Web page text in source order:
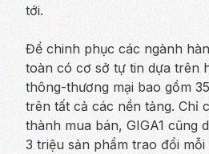
tới.
Để chinh phục các ngành
toàn có cơ sở tự tin dựa trên
thông-thương mại bao gồm
trên tất cả các nền tảng. Chỉ
thành mua bán, GIGA1 cũng
3 triệu sản phẩm trao đổi mỗi